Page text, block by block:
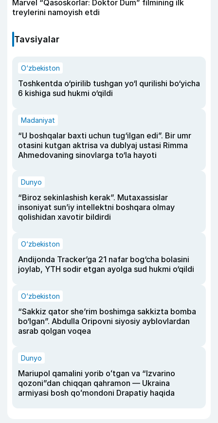
Marvel “Qasoskorlar: Doktor Dum” filmining ilk
treylerini namoyish etdi
Tavsiyalar
O‘zbekiston
Toshkentda o‘pirilib tushgan yo‘l qurilishi bo‘yicha
6 kishiga sud hukmi o‘qildi
Madaniyat
“U boshqalar baxti uchun tug‘ilgan edi”. Bir umr
otasini kutgan aktrisa va dublyaj ustasi Rimma
Ahmedovaning sinovlarga to‘la hayoti
Dunyo
“Biroz sekinlashish kerak”. Mutaxassislar
insoniyat sun’iy intellektni boshqara olmay
qolishidan xavotir bildirdi
O‘zbekiston
Andijonda Tracker’ga 21 nafar bog‘cha bolasini
joylab, YTH sodir etgan ayolga sud hukmi o‘qildi
O‘zbekiston
“Sakkiz qator she’rim boshimga sakkizta bomba
bo‘lgan”. Abdulla Oripovni siyosiy ayblovlardan
asrab qolgan voqea
Dunyo
Mariupol qamalini yorib oʻtgan va “Izvarino
qozoni”dan chiqqan qahramon — Ukraina
armiyasi bosh qoʻmondoni Drapatiy haqida